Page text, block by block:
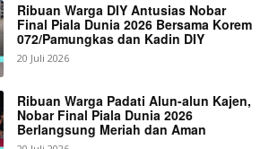
Ribuan Warga DIY Antusias Nobar
Final Piala Dunia 2026 Bersama Korem
072/Pamungkas dan Kadin DIY
20 Juli 2026
Ribuan Warga Padati Alun-alun Kajen,
Nobar Final Piala Dunia 2026
Berlangsung Meriah dan Aman